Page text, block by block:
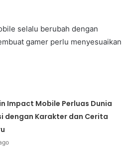
selalu berubah dengan
gamer perlu menyesuaikan
Impact Mobile Perluas Dunia
dengan Karakter dan Cerita